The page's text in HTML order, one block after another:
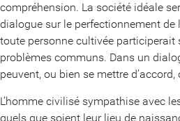
compréhension. La société idéale
dialogue sur le perfectionnement de
toute personne cultivée participerait
problèmes communs. Dans un
peuvent, ou bien se mettre
L’homme civilisé sympathise avec
quels que soient leur lieu de